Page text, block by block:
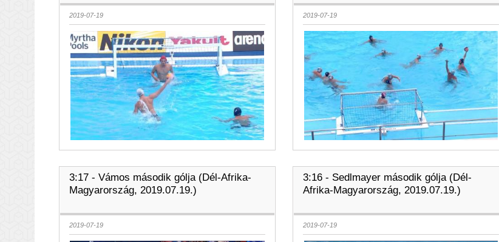
2019-07-19 2019-07-19
3:17 - Vámos második gólja (Dél-Afrika-
Magyarország, 2019.07.19.)
2019-07-19
3:16 - Sedlmayer második gólja (Dél-
Afrika-Magyarország, 2019.07.19.)
2019-07-19